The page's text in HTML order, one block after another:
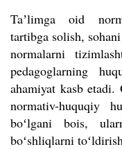
Taʼlimga oid
tartibga solish,
normalarni
pedagoglarning
ahamiyat kasb etadi.
normativ-huquqiy
boʻlgani bois,
boʻshliqlarni